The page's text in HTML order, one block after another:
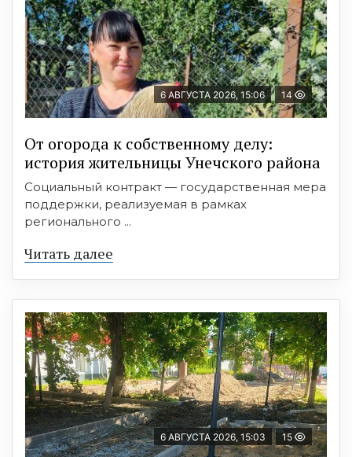
6 АВГУСТА 2026, 15:06 14
От огорода к собственному делу:
история жительницы Унечского района
Социальный контракт — государственная мера
поддержки, реализуемая в рамках
регионального ...
Читать далее
6 АВГУСТА 2026, 15:03 15